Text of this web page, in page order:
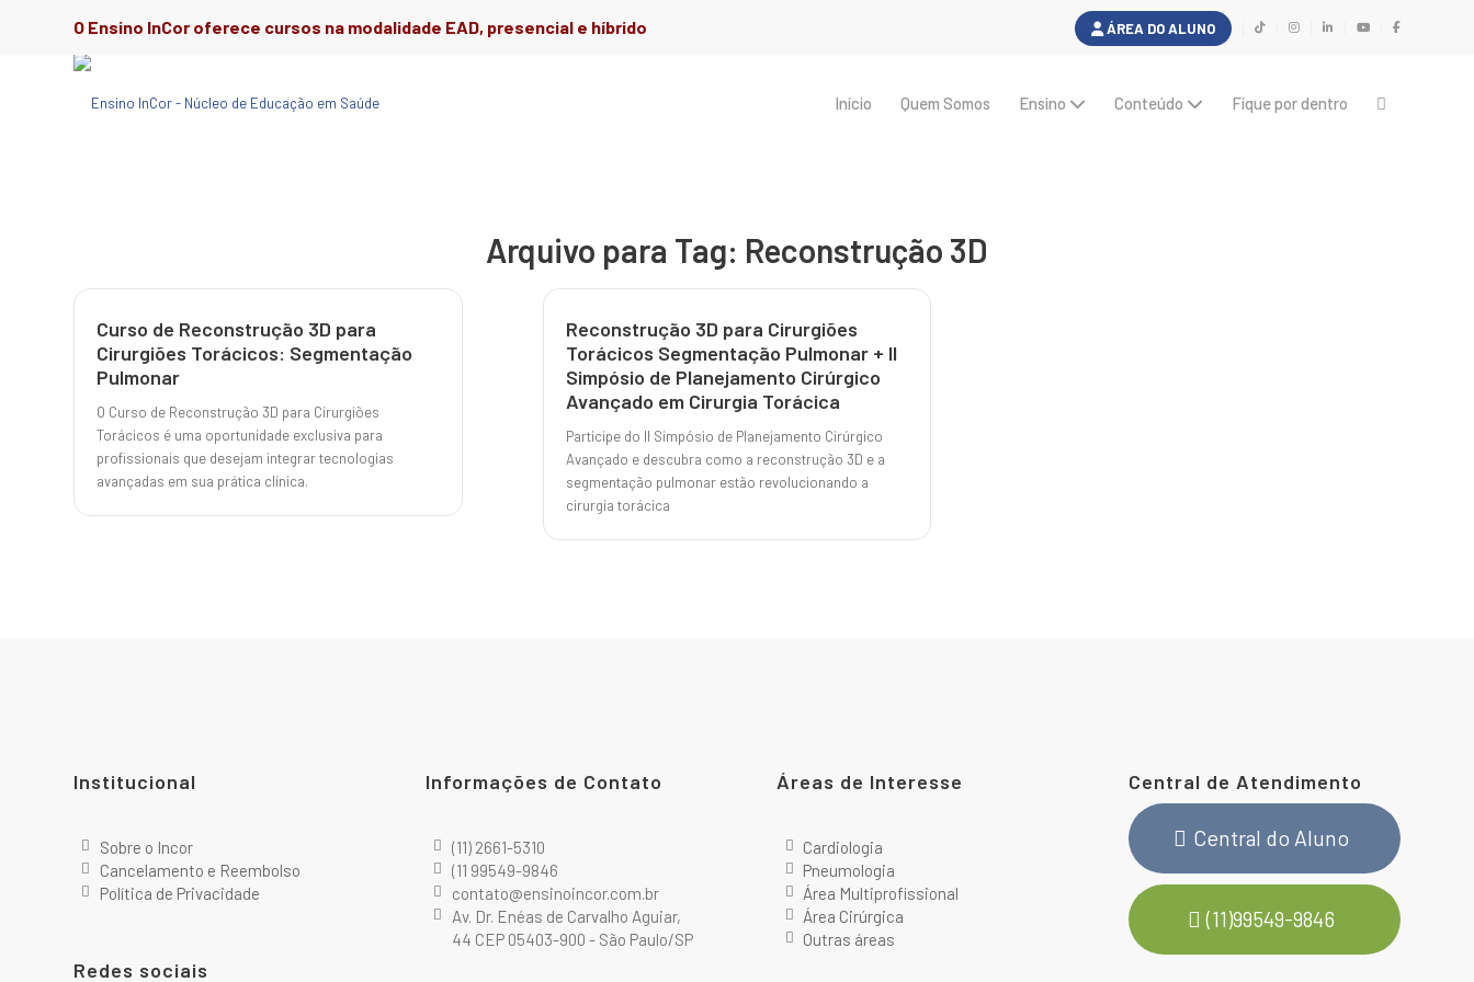
ÁREA DO ALUNO
O Ensino InCor oferece cursos na modalidade EAD, presencial e híbrido
Início Quem Somos Ensino Conteúdo Fique por dentro
Arquivo para Tag: Reconstrução 3D
Curso de Reconstrução 3D para
Cirurgiões Torácicos: Segmentação
Pulmonar
O Curso de Reconstrução 3D para Cirurgiões
Torácicos é uma oportunidade exclusiva para
profissionais que desejam integrar tecnologias
avançadas em sua prática clínica.
Reconstrução 3D para Cirurgiões
Torácicos Segmentação Pulmonar + II
Simpósio de Planejamento Cirúrgico
Avançado em Cirurgia Torácica
Participe do II Simpósio de Planejamento Cirúrgico
Avançado e descubra como a reconstrução 3D e a
segmentação pulmonar estão revolucionando a
cirurgia torácica
Institucional
Sobre o Incor
Cancelamento e Reembolso
Política de Privacidade
Redes sociais
Informações de Contato
(11) 2661-5310
(11 99549-9846
contato@ensinoincor.com.br
Av. Dr. Enéas de Carvalho Aguiar,
44 CEP 05403-900 - São Paulo/SP
Áreas de Interesse
Cardiologia
Pneumologia
Área Multiprofissional
Área Cirúrgica
Outras áreas
Central de Atendimento
Central do Aluno
(11)99549-9846